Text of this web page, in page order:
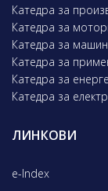
Катедра за
Катедра за
Катедра за
Катедра за
Катедра за
Катедра за
ЛИНКОВИ
e-Index